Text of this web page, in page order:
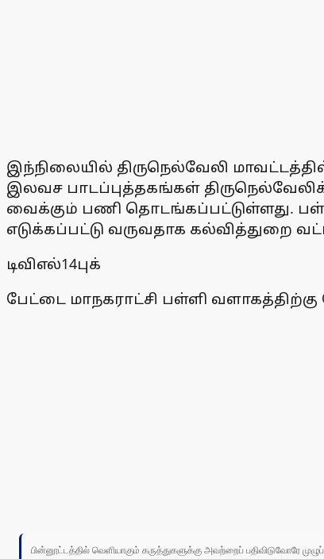
இந்நிலையில் திருநெல்வேலி
இலவச பாடப்புத்தகங்கள்
வைக்கும் பணி தொடங்கப்பட்டுள்ளது.
எடுக்கப்பட்டு வருவதாக கல்வித்துறை
டிவிஎல்14புக்
பேட்டை மாநகராட்சி பள்ளி
பின்னூட்டத்தில் வெளியாகும் கருத்துகளுக்கு அவற்றைப் பதிவிடுவோரே